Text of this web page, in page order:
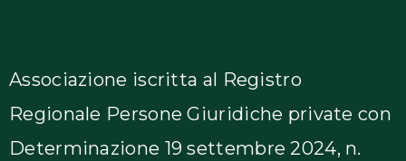
Associazione iscritta al Registro
Regionale Persone Giuridiche private con
Determinazione 19 settembre 2024, n.